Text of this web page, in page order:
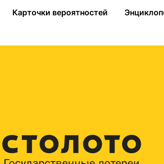
Карточки вероятностей